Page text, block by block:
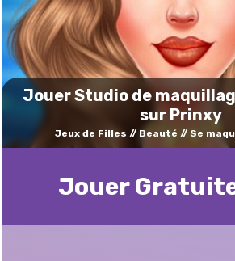
Jouer Studio de
sur Prinxy
Jeux de Filles Beauté Se
Jouer